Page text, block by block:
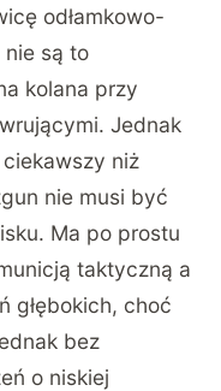
odłamkowo-
są to
kolana przy
Jednak
niż
nie musi być
Ma po prostu
taktyczną a
głębokich, choć
bez
o niskiej